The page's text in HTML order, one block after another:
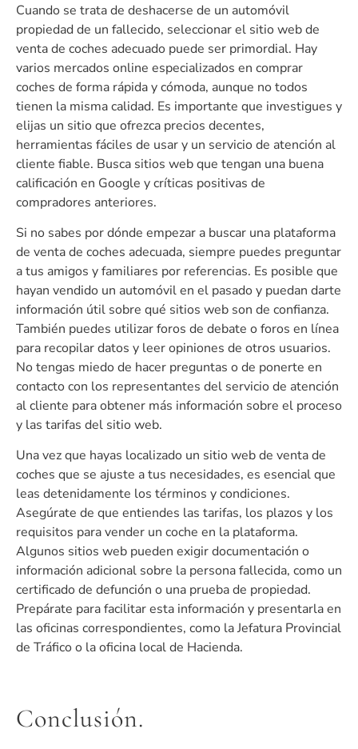
Cuando se trata de deshacerse de un automóvil
propiedad de un fallecido, seleccionar el sitio web de
venta de coches adecuado puede ser primordial. Hay
varios mercados online especializados en comprar
coches de forma rápida y cómoda, aunque no todos
tienen la misma calidad. Es importante que investigues y
elijas un sitio que ofrezca precios decentes,
herramientas fáciles de usar y un servicio de atención al
cliente fiable. Busca sitios web que tengan una buena
calificación en Google y críticas positivas de
compradores anteriores.
Si no sabes por dónde empezar a buscar una plataforma
de venta de coches adecuada, siempre puedes preguntar
a tus amigos y familiares por referencias. Es posible que
hayan vendido un automóvil en el pasado y puedan darte
información útil sobre qué sitios web son de confianza.
También puedes utilizar foros de debate o foros en línea
para recopilar datos y leer opiniones de otros usuarios.
No tengas miedo de hacer preguntas o de ponerte en
contacto con los representantes del servicio de atención
al cliente para obtener más información sobre el proceso
y las tarifas del sitio web.
Una vez que hayas localizado un sitio web de venta de
coches que se ajuste a tus necesidades, es esencial que
leas detenidamente los términos y condiciones.
Asegúrate de que entiendes las tarifas, los plazos y los
requisitos para vender un coche en la plataforma.
Algunos sitios web pueden exigir documentación o
información adicional sobre la persona fallecida, como un
certificado de defunción o una prueba de propiedad.
Prepárate para facilitar esta información y presentarla en
las oficinas correspondientes, como la Jefatura Provincial
de Tráfico o la oficina local de Hacienda.
Conclusión.